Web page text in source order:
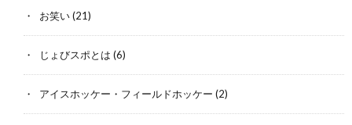
お笑い(21)
じょびスポとは (6)
アイスホッケー・フィールドホッケー (2)